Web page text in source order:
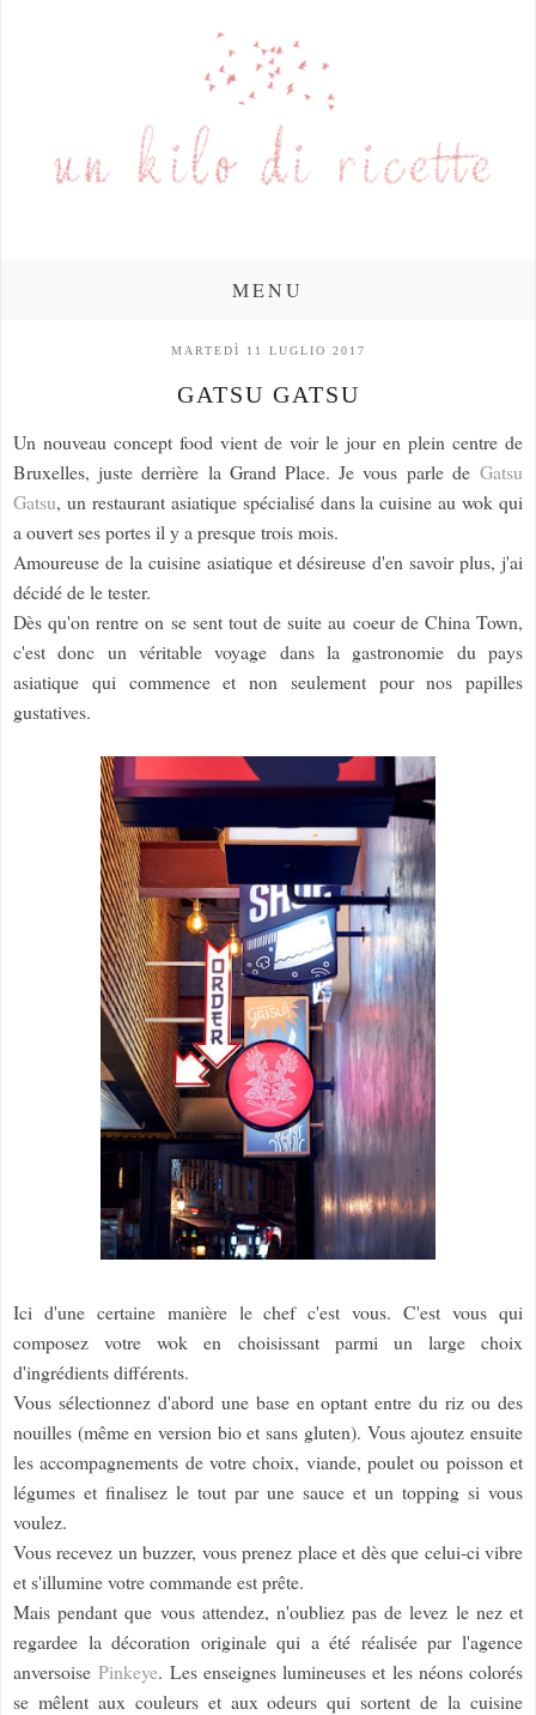
MENU
MARTEDÌ 11 LUGLIO 2017
GATSU GATSU
Un nouveau concept food vient de voir le jour en plein centre de
Bruxelles, juste derrière la Grand Place. Je vous parle de Gatsu
Gatsu, un restaurant asiatique spécialisé dans la cuisine au wok qui
a ouvert ses portes il y a presque trois mois.
Amoureuse de la cuisine asiatique et désireuse d'en savoir plus, j'ai
décidé de le tester.
Dès qu'on rentre on se sent tout de suite au coeur de China Town,
c'est donc un véritable voyage dans la gastronomie du pays
asiatique qui commence et non seulement pour nos papilles
gustatives.
Ici d'une certaine manière le chef c'est vous. C'est vous qui
composez votre wok en choisissant parmi un large choix
d'ingrédients différents.
Vous sélectionnez d'abord une base en optant entre du riz ou des
nouilles (même en version bio et sans gluten). Vous ajoutez ensuite
les accompagnements de votre choix, viande, poulet ou poisson et
légumes et finalisez le tout par une sauce et un topping si vous
voulez.
Vous recevez un buzzer, vous prenez place et dès que celui-ci vibre
et s'illumine votre commande est prête.
Mais pendant que vous attendez, n'oubliez pas de levez le nez et
regardee la décoration originale qui a été réalisée par l'agence
anversoisePinkeye. Les enseignes lumineuses et les néons colorés
se mêlent aux couleurs et aux odeurs qui sortent de la cuisine